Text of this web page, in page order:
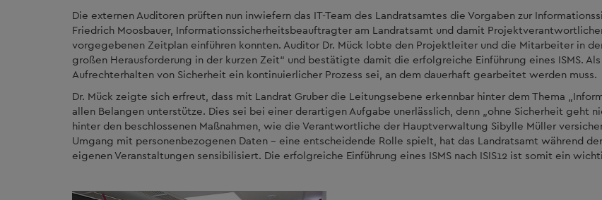
Die externen Auditoren prüften nun inwiefern das IT-Team des Landratsamtes die Vorgaben zur
Friedrich Moosbauer, Informationssicherheitsbeauftragter am Landratsamt und damit
vorgegebenen Zeitplan einführen konnten. Auditor Dr. Mück lobte den Projektleiter und die Mitarbeiter in
großen Herausforderung in der kurzen Zeit“ und bestätigte damit die erfolgreiche Einführung eines ISMS.
Aufrechterhalten von Sicherheit ein kontinuierlicher Prozess sei, an dem dauerhaft gearbeitet werden muss.
Dr. Mück zeigte sich erfreut, dass mit Landrat Gruber die Leitungsebene erkennbar hinter dem Thema
allen Belangen unterstütze. Dies sei bei einer derartigen Aufgabe unerlässlich, denn „ohne Sicherheit geht
hinter den beschlossenen Maßnahmen, wie die Verantwortliche der Hauptverwaltung Sibylle Müller
Umgang mit personenbezogenen Daten - eine entscheidende Rolle spielt, hat das Landratsamt während
eigenen Veranstaltungen sensibilisiert. Die erfolgreiche Einführung eines ISMS nach ISIS12 ist somit ein